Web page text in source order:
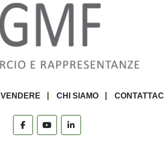
VENDERE CHI SIAMO CONTATTACI
facebookyoutubelinkedin